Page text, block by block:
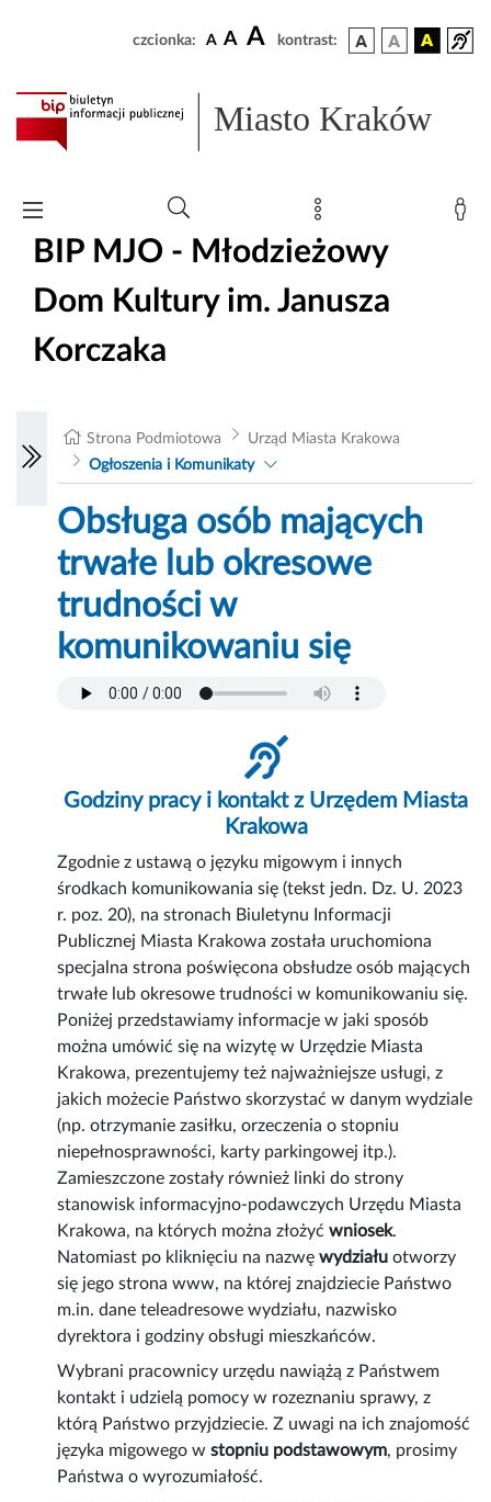
czcionka: A A A kontrast:
Miasto Kraków
BIP MJO - Młodzieżowy
Dom Kultury im. Janusza
Korczaka
Strona Podmiotowa
Urząd Miasta Krakowa
Ogłoszenia i Komunikaty
Obsługa osób mających
trwałe lub okresowe
trudności w
komunikowaniu się
Godziny pracy i kontakt z Urzędem Miasta
Krakowa
Zgodnie z ustawą o języku migowym i innych
środkach komunikowania się (tekst jedn. Dz. U. 2023
r. poz. 20), na stronach Biuletynu Informacji
Publicznej Miasta Krakowa została uruchomiona
specjalna strona poświęcona obsłudze osób mających
trwałe lub okresowe trudności w komunikowaniu się.
Poniżej przedstawiamy informacje w jaki sposób
można umówić się na wizytę w Urzędzie Miasta
Krakowa, prezentujemy też najważniejsze usługi, z
jakich możecie Państwo skorzystać w danym wydziale
(np. otrzymanie zasiłku, orzeczenia o stopniu
niepełnosprawności, karty parkingowej itp.).
Zamieszczone zostały również linki do strony
stanowisk informacyjno-podawczych Urzędu Miasta
Krakowa, na których można złożyćwniosek.
Natomiast po kliknięciu na nazwęwydziału otworzy
się jego strona www, na której znajdziecie Państwo
m.in. dane teleadresowe wydziału, nazwisko
dyrektora i godziny obsługi mieszkańców.
Wybrani pracownicy urzędu nawiążą z Państwem
kontakt i udzielą pomocy w rozeznaniu sprawy, z
którą Państwo przyjdziecie. Z uwagi na ich znajomość
języka migowego wstopniu podstawowym, prosimy
Państwa o wyrozumiałość.